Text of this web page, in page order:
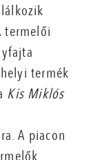
termelői
termék
Kis Miklós
A piacon